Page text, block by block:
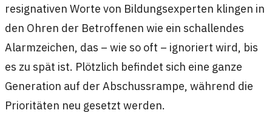
resignativen Worte von Bildungsexperten klingen in
den Ohren der Betroffenen wie ein schallendes
Alarmzeichen, das – wie so oft – ignoriert wird, bis
es zu spät ist. Plötzlich befindet sich eine ganze
Generation auf der Abschussrampe, während die
Prioritäten neu gesetzt werden.